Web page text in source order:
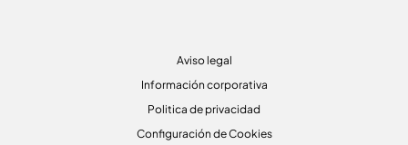
Aviso legal
Información corporativa
Politica de privacidad
Configuración de Cookies